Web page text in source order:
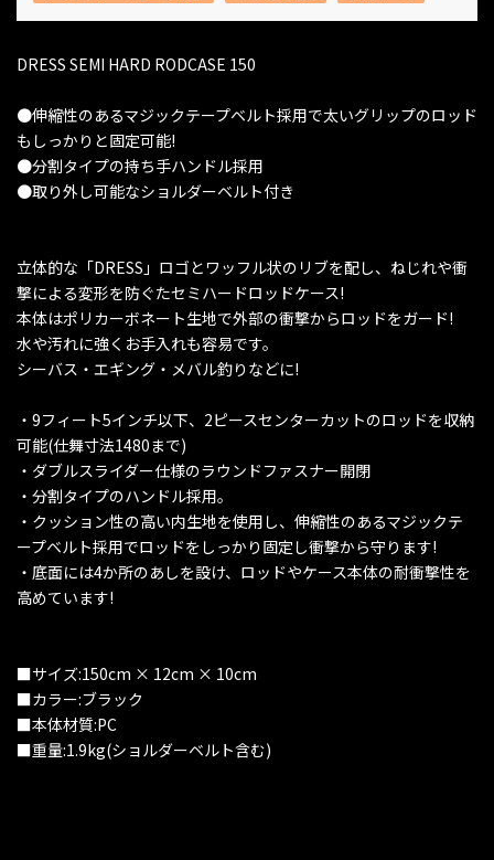
DRESS SEMI HARD RODCASE 150
●伸縮性のあるマジックテープベルト採用で太いグリップのロッド
もしっかりと固定可能!
●分割タイプの持ち手ハンドル採用
●取り外し可能なショルダーベルト付き
立体的な「DRESS」ロゴとワッフル状のリブを配し、ねじれや衝
撃による変形を防ぐたセミハードロッドケース!
本体はポリカーボネート生地で外部の衝撃からロッドをガード!
水や汚れに強くお手入れも容易です。
シーバス・エギング・メバル釣りなどに!
・9フィート5インチ以下、2ピースセンターカットのロッドを収納
可能(仕舞寸法1480まで)
・ダブルスライダー仕様のラウンドファスナー開閉
・分割タイプのハンドル採用。
・クッション性の高い内生地を使用し、伸縮性のあるマジックテ
ープベルト採用でロッドをしっかり固定し衝撃から守ります!
・底面には4か所のあしを設け、ロッドやケース本体の耐衝撃性を
高めています!
■サイズ:150cm × 12cm × 10cm
■カラー:ブラック
■本体材質:PC
■重量:1.9kg(ショルダーベルト含む)